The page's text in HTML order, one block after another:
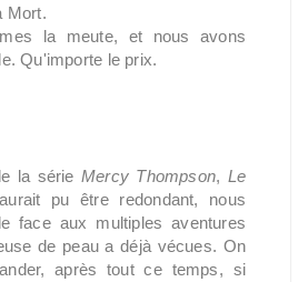
Mort.
la meute, et nous avons
Qu'importe le prix.
la série Mercy Thompson, Le
pu être redondant, nous
face aux multiples aventures
de peau a déjà vécues. On
après tout ce temps, si